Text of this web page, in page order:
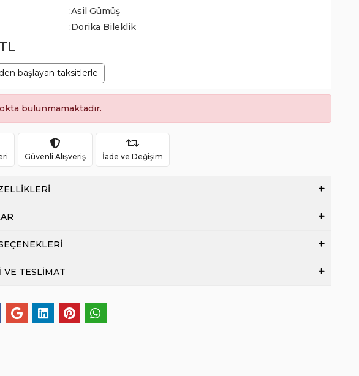
:Asil Gümüş
:Dorika Bileklik
başlayan taksitlerle
bulunmamaktadır.
Güvenli Alışveriş İade ve Değişim
VE TESLİMAT